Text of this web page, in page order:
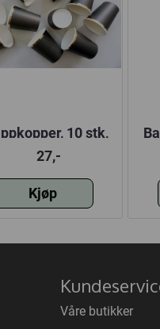
10 stk,
sort
27,-
Kjøp
Våre butikker